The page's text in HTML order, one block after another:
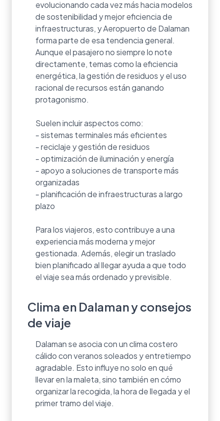
evolucionando cada vez más hacia modelos
de sostenibilidad y mejor eficiencia de
infraestructuras, y Aeropuerto de Dalaman
forma parte de esa tendencia general.
Aunque el pasajero no siempre lo note
directamente, temas como la eficiencia
energética, la gestión de residuos y el uso
racional de recursos están ganando
protagonismo.
Suelen incluir aspectos como:
- sistemas terminales más eficientes
- reciclaje y gestión de residuos
- optimización de iluminación y energía
- apoyo a soluciones de transporte más
organizadas
- planificación de infraestructuras a largo
plazo
Para los viajeros, esto contribuye a una
experiencia más moderna y mejor
gestionada. Además, elegir un traslado
bien planificado al llegar ayuda a que todo
el viaje sea más ordenado y previsible.
Clima en Dalaman y consejos
de viaje
Dalaman se asocia con un clima costero
cálido con veranos soleados y entretiempo
agradable. Esto influye no solo en qué
llevar en la maleta, sino también en cómo
organizar la recogida, la hora de llegada y el
primer tramo del viaje.